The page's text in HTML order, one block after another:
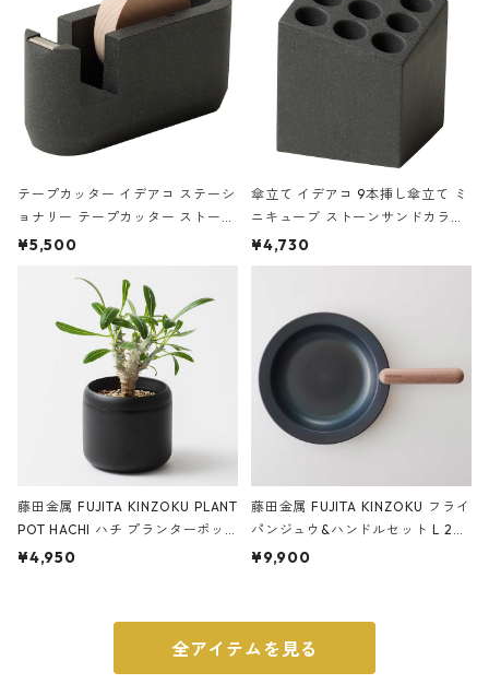
テープカッター イデアコ ステーシ
ョナリー テープカッター ストーン
サンドカラー 石調 ideaco Station
¥5,500
傘立て イデアコ 9本挿し傘立て ミ
ニキューブ ストーンサンドカラー
石調 ideaco Umbrella Stand CUB
E ストーンサンドブラック
¥4,730
藤田金属 FUJITA KINZOKU PLANT
POT HACHI ハチ プランターポッ
ト 3号 ブラック
¥4,950
藤田金属 FUJITA KINZOKU フライ
パンジュウ&ハンドルセット L 24c
m ガス火・IH対応 鉄フライパン
¥9,900
全アイテムを見る